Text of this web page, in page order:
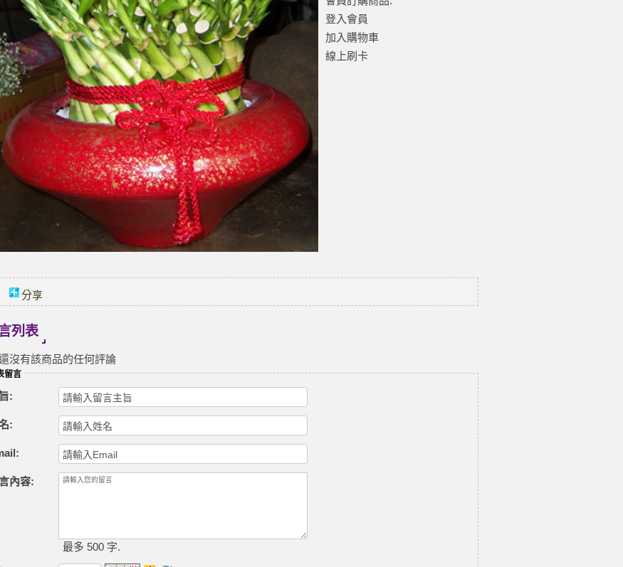
登入會員
加入購物車
線上刷卡
分享
列表
沒有該商品的任何評論
留言
:
:
內容:
最多 500 字.